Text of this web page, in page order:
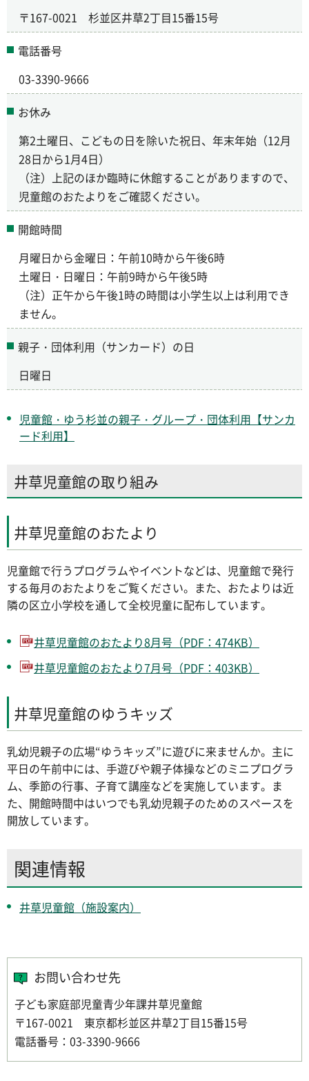
〒167-0021 杉並区井草2丁目15番15号
電話番号
03-3390-9666
お休み
第2土曜日、こどもの日を除いた祝日、年末年始（12月
28日から1月4日）
（注）上記のほか臨時に休館することがありますので、
児童館のおたよりをご確認ください。
開館時間
月曜日から金曜日：午前10時から午後6時
土曜日・日曜日：午前9時から午後5時
（注）正午から午後1時の時間は小学生以上は利用でき
ません。
親子・団体利用（サンカード）の日
日曜日
児童館・ゆう杉並の親子・グループ・団体利用【サンカ
ード利用】
井草児童館の取り組み
井草児童館のおたより
児童館で行うプログラムやイベントなどは、児童館で発行
する毎月のおたよりをご覧ください。また、おたよりは近
隣の区立小学校を通して全校児童に配布しています。
井草児童館のおたより8月号（PDF：474KB）
井草児童館のおたより7月号（PDF：403KB）
井草児童館のゆうキッズ
乳幼児親子の広場“ゆうキッズ”に遊びに来ませんか。主に
平日の午前中には、手遊びや親子体操などのミニプログラ
ム、季節の行事、子育て講座などを実施しています。ま
た、開館時間中はいつでも乳幼児親子のためのスペースを
開放しています。
関連情報
井草児童館（施設案内）
お問い合わせ先
子ども家庭部児童青少年課井草児童館
〒167-0021 東京都杉並区井草2丁目15番15号
電話番号：03-3390-9666